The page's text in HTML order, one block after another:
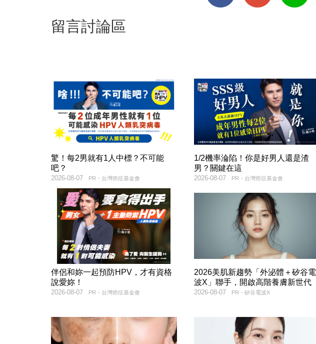
留言討論區
驚！每2男就有1人中標？不可能
吧？
PR・台灣癌症基金會
2026-08-07
1/2機率淪陷！你是好男人還是渣
男？關鍵在這
PR・台灣癌症基金會
2026-08-07
伴侶和妳一起預防HPV，才有資格
說愛妳！
PR・台灣癌症基金會
2026-08-07
2026美肌新趨勢「外泌體＋矽谷電
波X」聯手，開啟高階養膚新世代
PR・矽谷電波X
2026-08-07